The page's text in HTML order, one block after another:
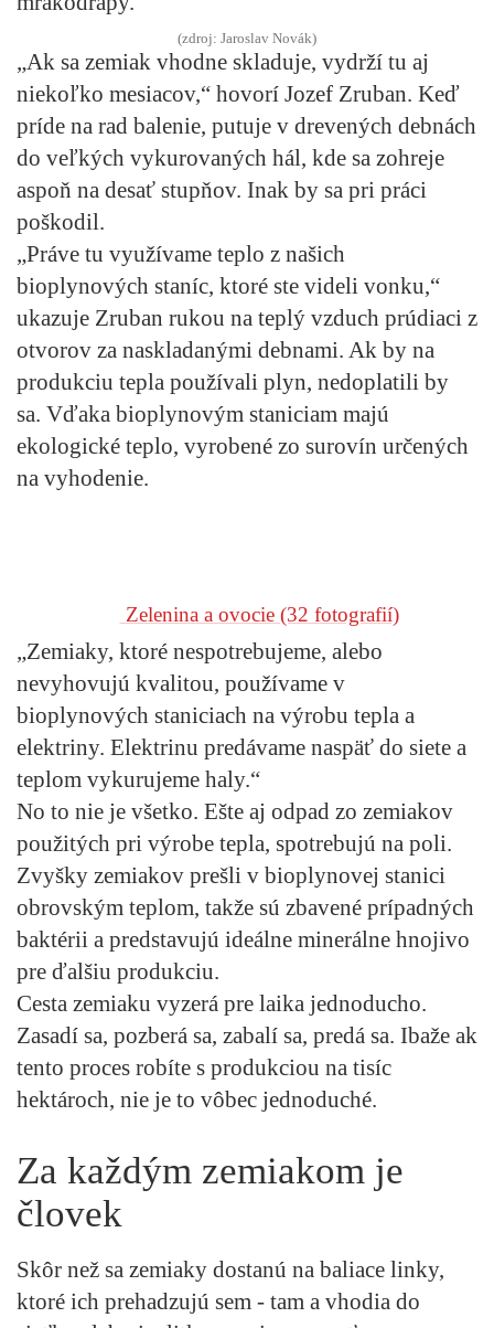
(zdroj: Jaroslav Novák)
„Ak sa zemiak vhodne skladuje, vydrží tu aj
niekoľko mesiacov,“ hovorí Jozef Zruban. Keď
príde na rad balenie, putuje v drevených debnách
do veľkých vykurovaných hál, kde sa zohreje
aspoň na desať stupňov. Inak by sa pri práci
poškodil.
„Práve tu využívame teplo z našich
bioplynových staníc, ktoré ste videli vonku,“
ukazuje Zruban rukou na teplý vzduch prúdiaci z
otvorov za naskladanými debnami. Ak by na
produkciu tepla používali plyn, nedoplatili by
sa. Vďaka bioplynovým staniciam majú
ekologické teplo, vyrobené zo surovín určených
na vyhodenie.
Zelenina a ovocie(32 fotografií)
„Zemiaky, ktoré nespotrebujeme, alebo
nevyhovujú kvalitou, používame v
bioplynových staniciach na výrobu tepla a
elektriny. Elektrinu predávame naspäť do siete a
teplom vykurujeme haly.“
No to nie je všetko. Ešte aj odpad zo zemiakov
použitých pri výrobe tepla, spotrebujú na poli.
Zvyšky zemiakov prešli v bioplynovej stanici
obrovským teplom, takže sú zbavené prípadných
baktérii a predstavujú ideálne minerálne hnojivo
pre ďalšiu produkciu.
Cesta zemiaku vyzerá pre laika jednoducho.
Zasadí sa, pozberá sa, zabalí sa, predá sa. Ibaže ak
tento proces robíte s produkciou na tisíc
hektároch, nie je to vôbec jednoduché.
Za každým zemiakom je
človek
Skôr než sa zemiaky dostanú na baliace linky,
ktoré ich prehadzujú sem - tam a vhodia do